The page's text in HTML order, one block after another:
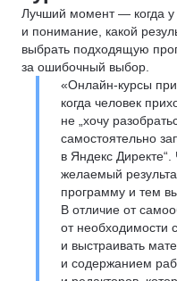
Лучший момент — когда у
и понимание, какой
выбрать подходящую
за ошибочный выбор.
«Онлайн-курсы
когда человек
не „хочу
самостоятельно
в Яндекс
желаемый
программу и тем
В отличие от
от необходимости
и выстраивать
и содержанием